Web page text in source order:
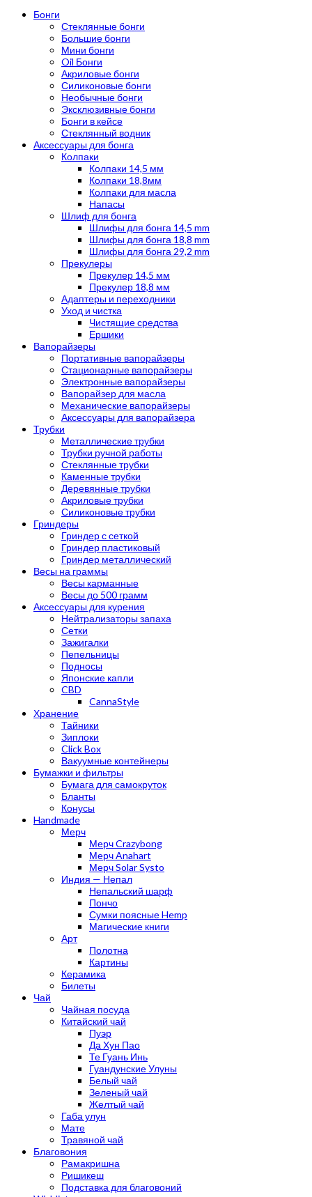
Бонги
Стеклянные бонги
Большие бонги
Мини бонги
Oil Бонги
Акриловые бонги
Силиконовые бонги
Необычные бонги
Эксклюзивные бонги
Бонги в кейсе
Стеклянный водник
Аксессуары для бонга
Колпаки
Колпаки 14,5 мм
Колпаки 18,8мм
Колпаки для масла
Напасы
Шлиф для бонга
Шлифы для бонга 14,5 mm
Шлифы для бонга 18,8 mm
Шлифы для бонга 29,2 mm
Прекулеры
Прекулер 14,5 мм
Прекулер 18,8 мм
Адаптеры и переходники
Уход и чистка
Чистящие средства
Ершики
Вапорайзеры
Портативные вапорайзеры
Стационарные вапорайзеры
Электронные вапорайзеры
Вапорайзер для масла
Механические вапорайзеры
Аксессуары для вапорайзера
Трубки
Металлические трубки
Трубки ручной работы
Стеклянные трубки
Каменные трубки
Деревянные трубки
Акриловые трубки
Силиконовые трубки
Гриндеры
Гриндер с сеткой
Гриндер пластиковый
Гриндер металлический
Весы на граммы
Весы карманные
Весы до 500 грамм
Аксессуары для курения
Нейтрализаторы запаха
Сетки
Зажигалки
Пепельницы
Подносы
Японские капли
CBD
CannaStyle
Хранение
Тайники
Зиплоки
Click Box
Вакуумные контейнеры
Бумажки и фильтры
Бумага для самокруток
Бланты
Конусы
Handmade
Мерч
Мерч Crazybong
Мерч Anahart
Мерч Solar Systo
Индия — Непал
Непальский шарф
Пончо
Сумки поясные Hemp
Магические книги
Арт
Полотна
Картины
Керамика
Билеты
Чай
Чайная посуда
Китайский чай
Пуэр
Да Хун Пао
Те Гуань Инь
Гуандунские Улуны
Белый чай
Зеленый чай
Желтый чай
Габа улун
Мате
Травяной чай
Благовония
Рамакришна
Ришикеш
Подставка для благовоний